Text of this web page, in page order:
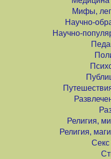
Мифы,
Научно-
Научно-
Религия,
Религия,
Секс